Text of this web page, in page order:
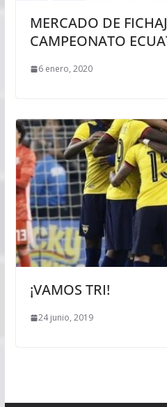
MERCADO DE
CAMPEONATO
6 enero, 2020
¡VAMOS TRI!
24 junio, 2019